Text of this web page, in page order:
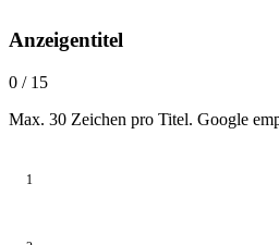
Anzeigentitel
0 / 15
Max. 30 Zeichen pro Titel. Google
1